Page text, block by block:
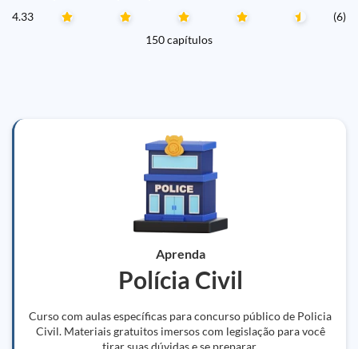
4.33
(6)
150 capítulos
Aprenda
Polícia Civil
Curso com aulas específicas para concurso público de Policia
Civil. Materiais gratuitos imersos com legislação para você
tirar suas dúvidas e se preparar.